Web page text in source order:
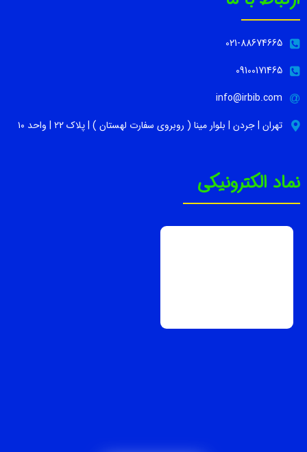
021-88674665
09100171465
info@irbib.com
تهران | جردن | بلوار مینا ( روبروی سفارت لهستان ) | پلاک ۲۲ | واحد ۱۰
نماد الکترونیکی